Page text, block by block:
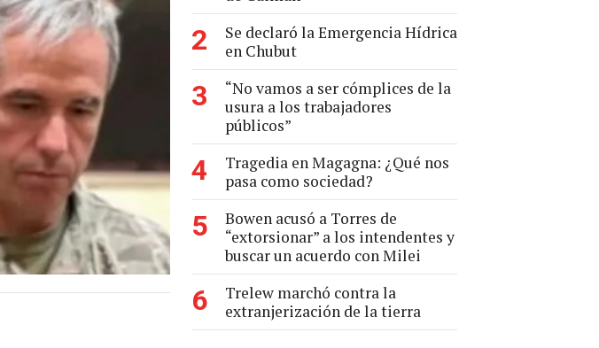
2
Se declaró la Emergencia Hídrica
en Chubut
3
“No vamos a ser cómplices de la
usura a los trabajadores
públicos”
4
Tragedia en Magagna: ¿Qué nos
pasa como sociedad?
5
Bowen acusó a Torres de
“extorsionar” a los intendentes y
buscar un acuerdo con Milei
6
Trelew marchó contra la
extranjerización de la tierra